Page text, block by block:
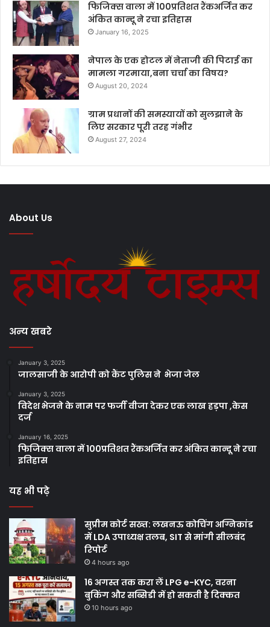
फिजिक्स वाला में 100प्रतिशत रैंकअर्जित कर
अंकित कान्दू ने रचा इतिहास
January 16, 2025
नेपाल के एक होटल में नेताजी की पिटाई का
मामला गरमाया,बना चर्चा का विषय?
August 20, 2024
ग्राम प्रधानों की समस्यायों को सुलझाने के
लिए सरकार पूरी तरह गंभीर
August 27, 2024
About Us
अन्य खबरे
January 3, 2025
जालसाजी के आरोपी को कैंट पुलिस ने भेजा जेल
January 3, 2025
विदेश भेजने के नाम पर फर्जी वीजा देकर एक लाख हड़पा ,केस
दर्ज
January 16, 2025
फिजिक्स वाला में 100प्रतिशत रैंकअर्जित कर अंकित कान्दू ने रचा
इतिहास
यह भी पढ़े
सुप्रीम कोर्ट सख्त: लखनऊ कोचिंग अग्निकांड
में LDA उपाध्यक्ष तलब, SIT से मांगी सीलबंद
रिपोर्ट
4 hours ago
16 अगस्त तक करा लें LPG e-KYC, वरना
बुकिंग और सब्सिडी में हो सकती है दिक्कत
10 hours ago